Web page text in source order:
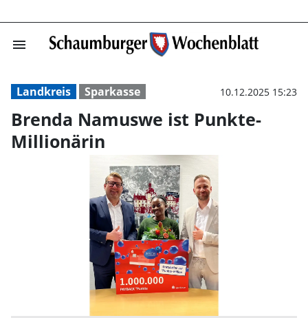
menu Brenda
Landkreis Sparkasse 10.12.2025 15:23
Brenda Namuswe ist Punkte-
Millionärin